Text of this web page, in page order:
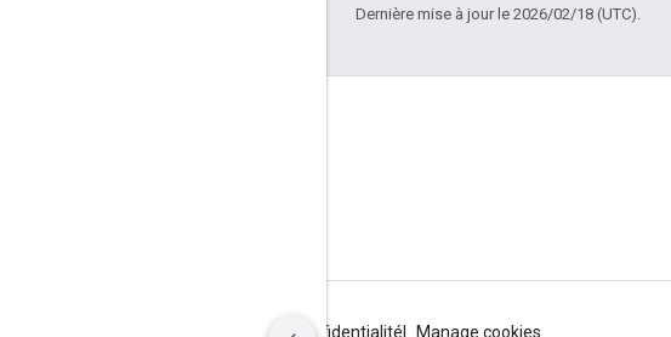
Dernière mise à jour le 2026/02/18 (UTC).
Règles de confidentialité Manage cookies